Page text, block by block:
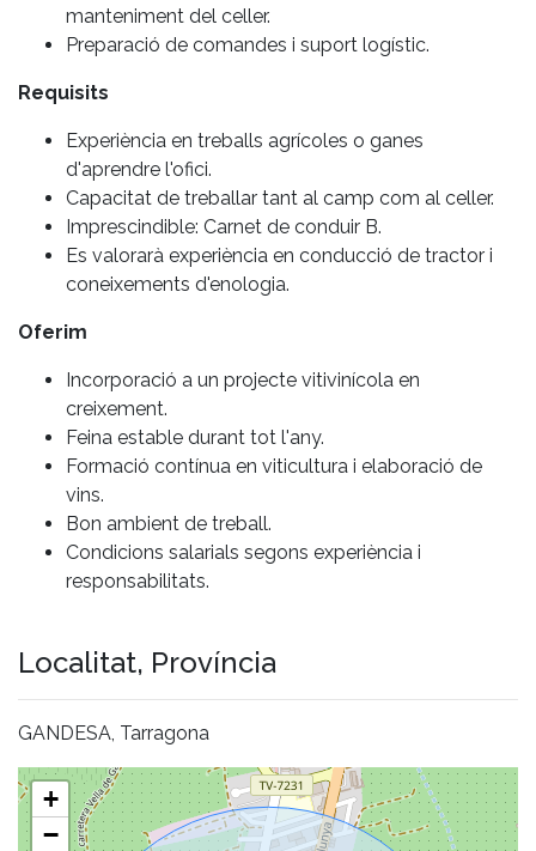
manteniment del celler.
Preparació de comandes i suport logístic.
Requisits
Experiència en treballs agrícoles o ganes
d'aprendre l'ofici.
Capacitat de treballar tant al camp com al celler.
Imprescindible: Carnet de conduir B.
Es valorarà experiència en conducció de tractor i
coneixements d'enologia.
Oferim
Incorporació a un projecte vitivinícola en
creixement.
Feina estable durant tot l'any.
Formació contínua en viticultura i elaboració de
vins.
Bon ambient de treball.
Condicions salarials segons experiència i
responsabilitats.
Localitat, Província
GANDESA, Tarragona
+
−